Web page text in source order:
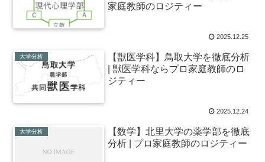
家庭教師のロジティー
2025.12.25
大学分析
【獣医学科】鳥取大学を徹底分析
| 獣医学科ならプロ家庭教師のロ
ジティー
2025.12.24
大学分析
【数学】北里大学の薬学部を徹底
分析 | プロ家庭教師のロジティー